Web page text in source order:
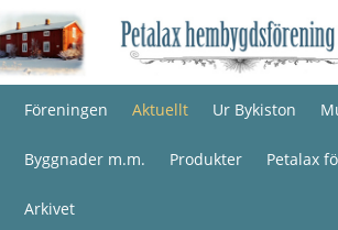
Föreningen Aktuellt Ur Bykiston
Byggnader m.m. Produkter Petalax
Arkivet